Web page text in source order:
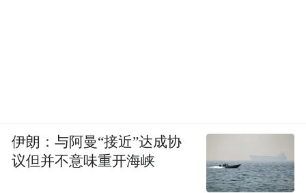
伊朗：与阿曼“接近”达成协
议但并不意味重开海峡